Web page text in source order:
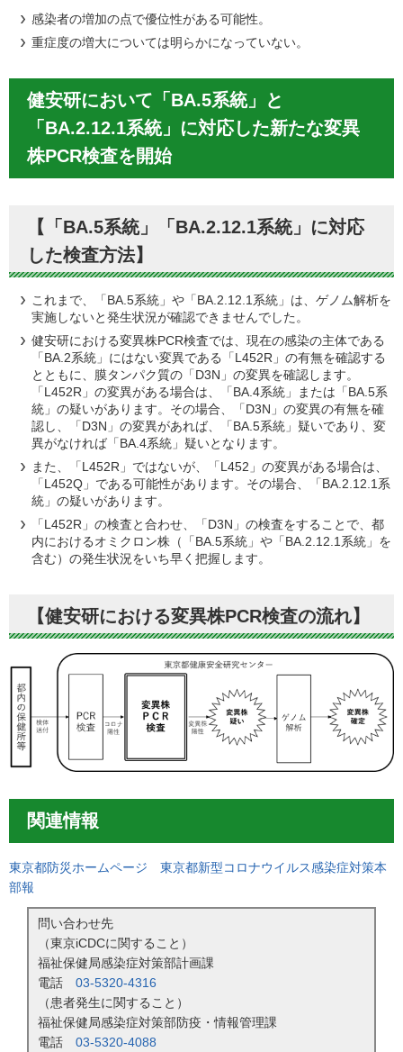
感染者の増加の点で優位性がある可能性。
重症度の増大については明らかになっていない。
健安研において「BA.5系統」と
「BA.2.12.1系統」に対応した新たな変異
株PCR検査を開始
【「BA.5系統」「BA.2.12.1系統」に対応
した検査方法】
これまで、「BA.5系統」や「BA.2.12.1系統」は、ゲノム解析を
実施しないと発生状況が確認できませんでした。
健安研における変異株PCR検査では、現在の感染の主体である
「BA.2系統」にはない変異である「L452R」の有無を確認する
とともに、膜タンパク質の「D3N」の変異を確認します。
「L452R」の変異がある場合は、「BA.4系統」または「BA.5系
統」の疑いがあります。その場合、「D3N」の変異の有無を確
認し、「D3N」の変異があれば、「BA.5系統」疑いであり、変
異がなければ「BA.4系統」疑いとなります。
また、「L452R」ではないが、「L452」の変異がある場合は、
「L452Q」である可能性があります。その場合、「BA.2.12.1系
統」の疑いがあります。
「L452R」の検査と合わせ、「D3N」の検査をすることで、都
内におけるオミクロン株（「BA.5系統」や「BA.2.12.1系統」を
含む）の発生状況をいち早く把握します。
【健安研における変異株PCR検査の流れ】
関連情報
東京都防災ホームページ 東京都新型コロナウイルス感染症対策本
部報
問い合わせ先
（東京iCDCに関すること）
福祉保健局感染症対策部計画課
電話 03-5320-4316
（患者発生に関すること）
福祉保健局感染症対策部防疫・情報管理課
電話 03-5320-4088